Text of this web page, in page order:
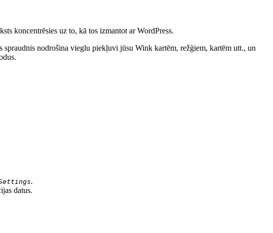
koncentrēsies uz to, kā tos izmantot ar WordPress.
spraudnis nodrošina vieglu piekļuvi jūsu Wink kartēm, režģiem, kartēm utt., un
.
datus.